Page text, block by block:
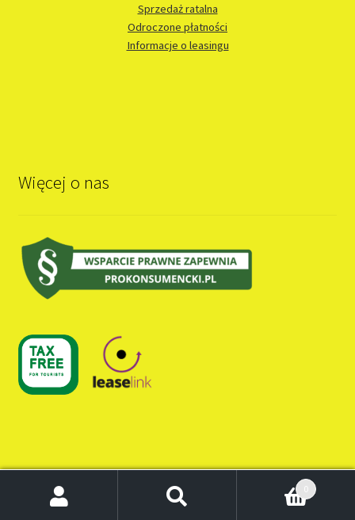
Sprzedaż ratalna
Odroczone płatności
Informacje o leasingu
Więcej o nas
0